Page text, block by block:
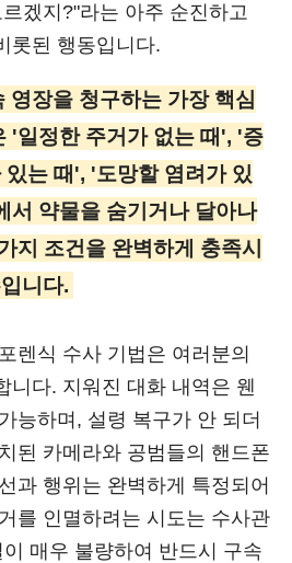
겠지?"라는 아주 순진하고
롯된 행동입니다.
영장을 청구하는 가장 핵심
'일정한 주거가 없는 때', '증
는 때', '도망할 염려가 있
서 약물을 숨기거나 달아나
지 조건을 완벽하게 충족시
니다.
렌식 수사 기법은 여러분의
니다. 지워진 대화 내역은 웬
능하며, 설령 복구가 안 되더
된 카메라와 공범들의 핸드폰
과 행위는 완벽하게 특정되어
를 인멸하려는 시도는 수사관
매우 불량하여 반드시 구속